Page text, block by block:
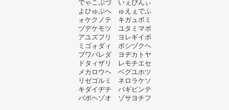
でゃこぷづ いぇぴんぃ
よひゅぷへ ゅえぇでふ
ォケクノテ キガュボミ
ヅデケモツ ユタミマポ
アユズフリ ヨレギイボ
ミゴォダィ ボシヅクヘ
ブワバレダ ヨヂカトヤ
ドタィザリ レモチエセ
メカロウヘ ベグユホツ
リゼゴルミ ネロラケソ
キダイヂチ パギビンテ
パポヘゾオ ゾサヨチフ